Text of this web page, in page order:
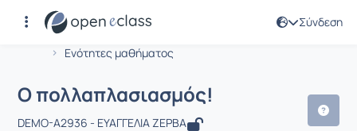
Σύνδεση
Αρχική Σελίδα
Ενότητες μαθήματος
Μάθημα : Ο πολλαπλασιασμός!
Ο πολλαπλασιασμός!
DEMO-A2936 - ΕΥΑΓΓΕΛΙΑ ΖΕΡΒΑ